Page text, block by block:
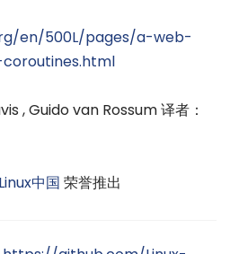
en/500L/pages/a-web-
, Guido van Rossum 译者：
Linux中国 荣誉推出